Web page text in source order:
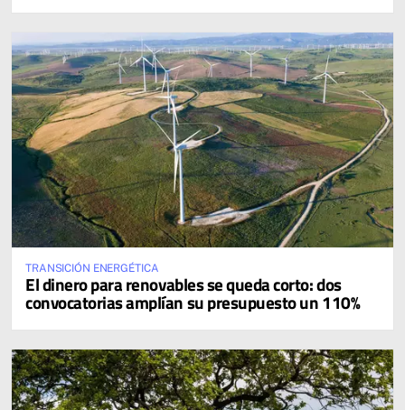
TRANSICIÓN ENERGÉTICA
El dinero para renovables se queda corto: dos
convocatorias amplían su presupuesto un 110%